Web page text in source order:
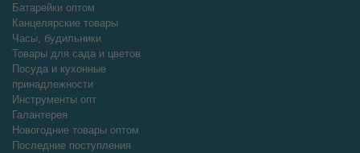
Батарейки оптом
Канцелярские товары
Часы, будильники
Товары для сада и цветов
Посуда и кухонные
принадлежности
Инструменты опт
Галантерея
Новогодние товары оптом
Последние поступления